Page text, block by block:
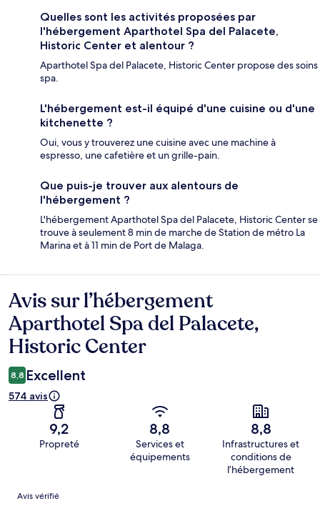
Quelles sont les activités proposées par
l'hébergement Aparthotel Spa del Palacete,
Historic Center et alentour ?
Aparthotel Spa del Palacete, Historic Center propose des soins
spa.
L'hébergement est-il équipé d'une cuisine ou d'une
kitchenette ?
Oui, vous y trouverez une cuisine avec une machine à
espresso, une cafetière et un grille-pain.
Que puis-je trouver aux alentours de
l'hébergement ?
L'hébergement Aparthotel Spa del Palacete, Historic Center se
trouve à seulement 8 min de marche de Station de métro La
Marina et à 11 min de Port de Malaga.
Avis
Avis sur l’hébergement
Aparthotel Spa del Palacete,
Historic Center
8,8 Excellent
574 avis
9,2
Propreté
8,8
Services et
équipements
8,8
Infrastructures et
conditions de
l’hébergement
Avis
Avis vérifié